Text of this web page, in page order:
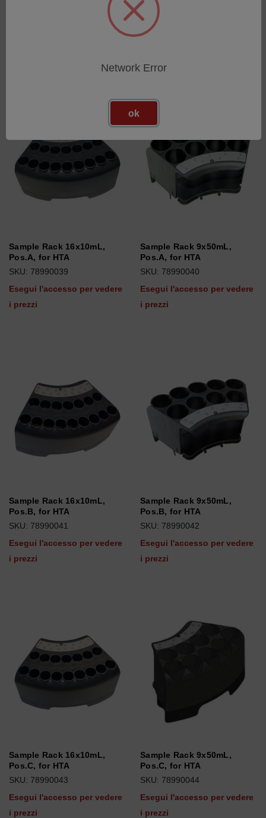
Esegui l'accesso per vedere
SKU: 75560506
Esegui l'accesso per vedere
i prezzi
Sample Rack 16x10mL,
Pos.A, for HTA
SKU: 78990039
Esegui l'accesso per vedere
i prezzi
Sample Rack 9x50mL,
Pos.A, for HTA
SKU: 78990040
Esegui l'accesso per vedere
i prezzi
Sample Rack 16x10mL,
Pos.B, for HTA
SKU: 78990041
Esegui l'accesso per vedere
i prezzi
Sample Rack 9x50mL,
Pos.B, for HTA
SKU: 78990042
Esegui l'accesso per vedere
i prezzi
Sample Rack 16x10mL,
Pos.C, for HTA
SKU: 78990043
Esegui l'accesso per vedere
i prezzi
Sample Rack 9x50mL,
Pos.C, for HTA
SKU: 78990044
Esegui l'accesso per vedere
i prezzi
Network Error
ok